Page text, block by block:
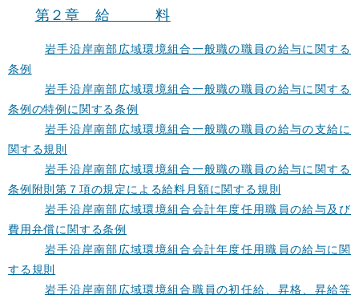
第２章 給 料
岩手沿岸南部広域環境組合一般職の職員の給与に関する
条例
岩手沿岸南部広域環境組合一般職の職員の給与に関する
条例の特例に関する条例
岩手沿岸南部広域環境組合一般職の職員の給与の支給に
関する規則
岩手沿岸南部広域環境組合一般職の職員の給与に関する
条例附則第７項の規定による給料月額に関する規則
岩手沿岸南部広域環境組合会計年度任用職員の給与及び
費用弁償に関する条例
岩手沿岸南部広域環境組合会計年度任用職員の給与に関
する規則
岩手沿岸南部広域環境組合職員の初任給、昇格、昇給等